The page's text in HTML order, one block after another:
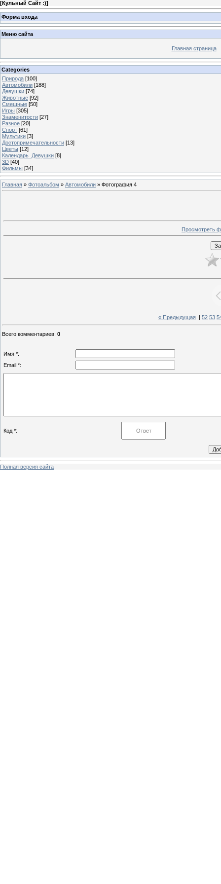
[Кульный Сайт :)]
Форма входа
Меню сайта
Главная страница
Categories
Природа [100]
Автомобили [188]
Девушки [74]
Животные [92]
Смешные [50]
Игры [305]
Знаменитости [27]
Разное [20]
Спорт [61]
Мультики [3]
Достопримечательности [13]
Цветы [12]
Календарь_Девушки [8]
3D [40]
Фильмы [34]
Главная » Фотоальбом » Автомобили » Фотография 4
Просмотреть
« Предыдущая 52 53
Всего комментариев: 0
Имя *:
Email *:
Код *:
Полная версия сайта